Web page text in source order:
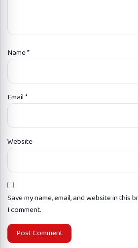
Name*
Email*
Website
Save my name, email, and website in this
I comment.